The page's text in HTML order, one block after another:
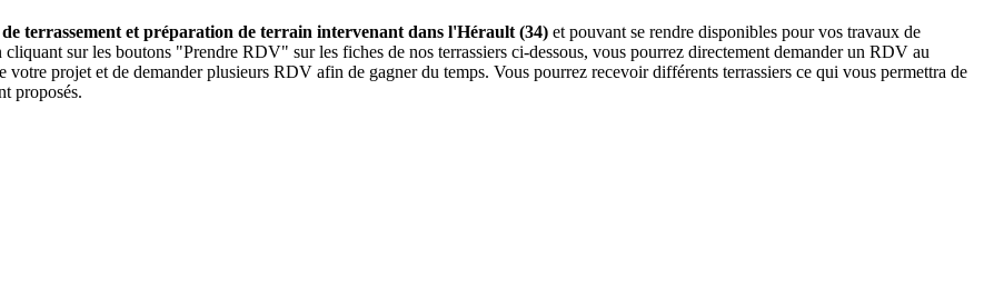
de terrassement et préparation de terrain intervenant dans l'Hérault (34) et pouvant se rendre disponibles pour vos travaux de
sur les boutons "Prendre RDV" sur les fiches de nos terrassiers ci-dessous, vous pourrez directement demander un RDV au
projet et de demander plusieurs RDV afin de gagner du temps. Vous pourrez recevoir différents terrassiers ce qui vous permettra de
proposés.